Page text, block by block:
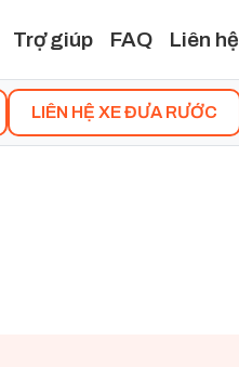
Trợ giúp FAQ Liên hệ
LIÊN HỆ XE ĐƯA RƯỚC